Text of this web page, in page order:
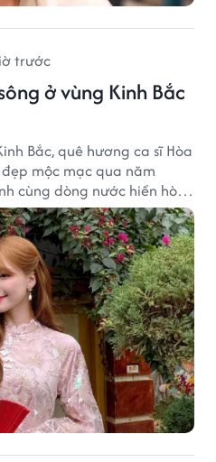
trước
ở vùng Kinh Bắc
Bắc, quê hương ca sĩ Hòa
mộc mạc qua năm
cùng dòng nước hiền hòa
rất đáng để khám phá.